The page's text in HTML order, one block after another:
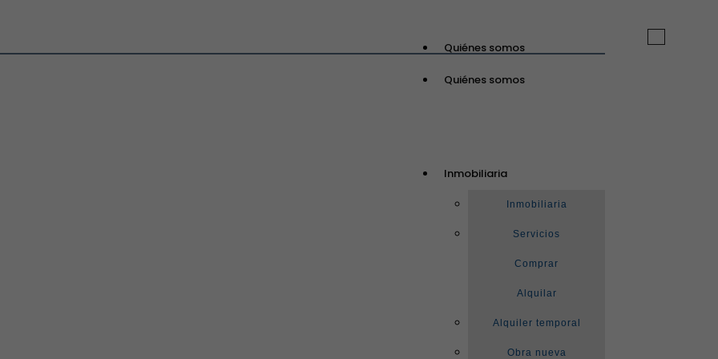
Toggle
Quiénes somos
Quiénes somos
Inmobiliaria
Inmobiliaria
Servicios
Comprar
Alquilar
Alquiler temporal
Obra nueva